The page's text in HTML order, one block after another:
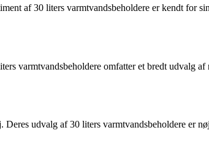
af 30 liters varmtvandsbeholdere er kendt for
varmtvandsbeholdere omfatter et bredt udvalg
udvalg af 30 liters varmtvandsbeholdere er